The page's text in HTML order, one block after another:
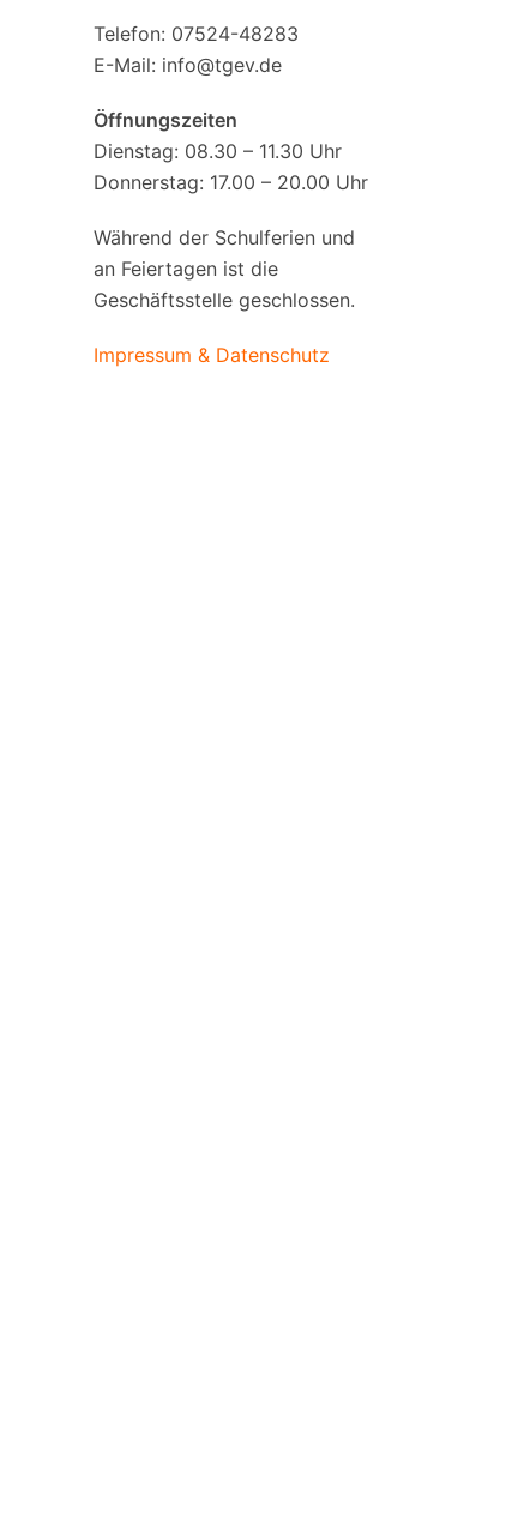
Telefon: 07524-48283
E-Mail: info@tgev.de
Öffnungszeiten
Dienstag: 08.30 – 11.30 Uhr
Donnerstag: 17.00 – 20.00 Uhr
Während der Schulferien und
an Feiertagen ist die
Geschäftsstelle geschlossen.
Impressum & Datenschutz